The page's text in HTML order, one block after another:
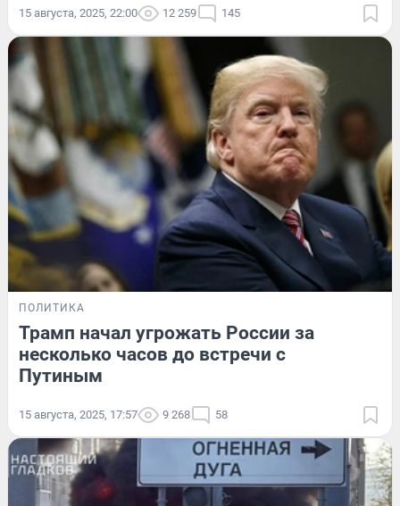
15 августа, 2025, 22:00 12 259 145
ПОЛИТИКА
Трамп начал угрожать России за
несколько часов до встречи с
Путиным
15 августа, 2025, 17:57 9 268 58